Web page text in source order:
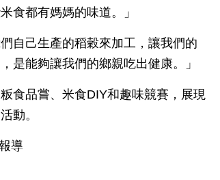
食都有媽媽的味道。」
自己生產的稻穀來加工，讓我們的
是能夠讓我們的鄉親吃出健康。」
食品嘗、米食DIY和趣味競賽，展現
動。
導